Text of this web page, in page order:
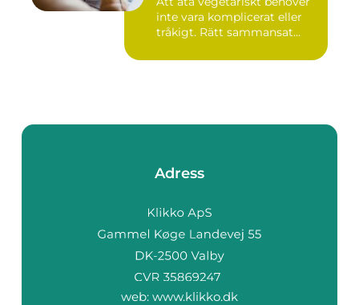
inte vara komplicerat eller
tråkigt. Rätt sammansat...
Adress
web: www.klikko.dk